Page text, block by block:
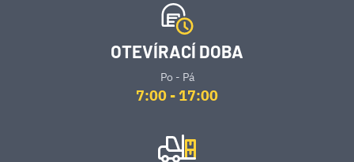
OTEVÍRACÍ DOBA
Po - Pá
7:00 - 17:00